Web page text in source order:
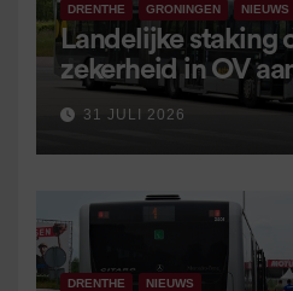
DRENTHE GRONINGEN NIEUWS
Landelijke staking
zekerheid in OV
voor 9 september
31 JULI 2026
DRENTHE NIEUWS